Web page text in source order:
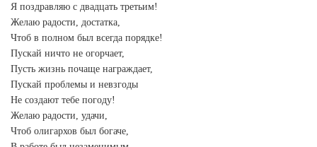
Я поздравляю с двадцать третьим!
Желаю радости, достатка,
Чтоб в полном был всегда порядке!
Пускай ничто не огорчает,
Пусть жизнь почаще награждает,
Пускай проблемы и невзгоды
Не создают тебе погоду!
Желаю радости, удачи,
Чтоб олигархов был богаче,